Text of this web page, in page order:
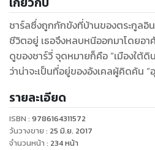
ชาร์ลซึ่งถูกกักขังที่บ้านของตระกูลอิ
ชีวิตอยู่ เธอจึงหลบหนีออกมาโดยอา
ดูของชาร์วี่ จุดหมายก็คือ “เมืองใต้ดิ
ว่าน่าจะเป็นที่อยู่ของอังเคลผู้คิดค้น
รายละเอียด
ISBN : 9786164311572
วันวางขาย : 25 มิ.ย. 2017
จำนวนหน้า : 234หน้า